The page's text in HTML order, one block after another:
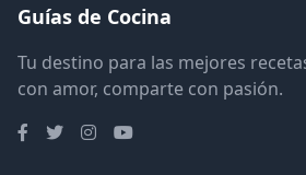
Guías de Cocina
Tu destino para las mejores
con amor, comparte con pasión.